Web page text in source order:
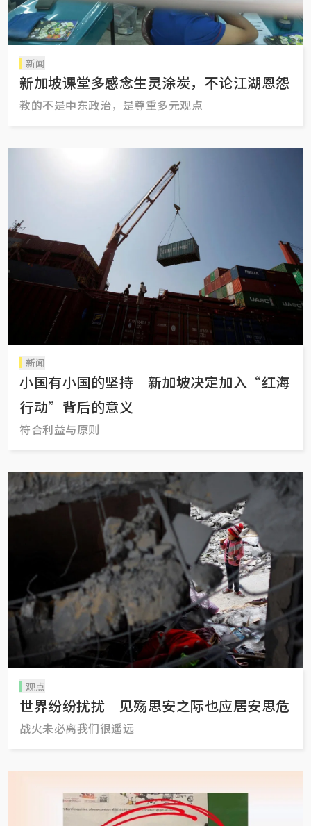
新闻
新加坡课堂多感念生灵涂炭，不论江湖恩怨
教的不是中东政治，是尊重多元观点
新闻
小国有小国的坚持 新加坡决定加入“红海
行动”背后的意义
符合利益与原则
观点
世界纷纷扰扰 见殇思安之际也应居安思危
战火未必离我们很遥远